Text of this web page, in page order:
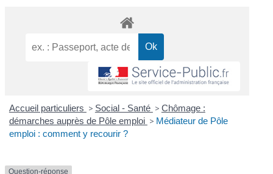
Accueil particuliers > Social - Santé > Chômage :
démarches auprès de Pôle emploi > Médiateur de Pôle
emploi : comment y recourir ?
Question-réponse